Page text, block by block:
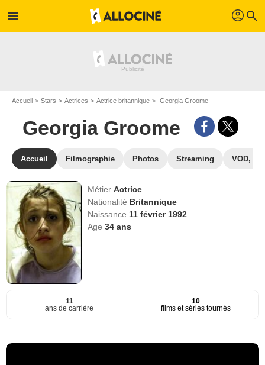
menu profil search
Accueil Stars Actrices Actrice britannique Georgia Groome
Georgia Groome
Accueil Filmographie Photos Streaming VOD,
MétierActrice
Nationalité Britannique
Naissance 11 février 1992
Age34 ans
11
ans de carrière
10
films et séries tournés